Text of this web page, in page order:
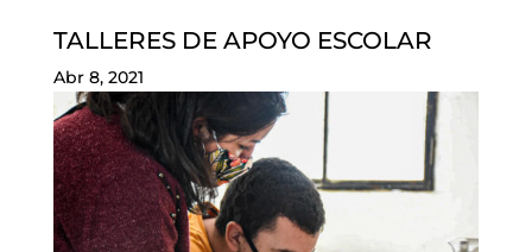
TALLERES DE APOYO ESCOLAR
Abr 8, 2021